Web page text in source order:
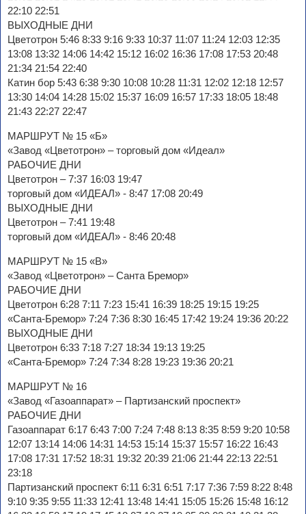
22:10 22:51
ВЫХОДНЫЕ ДНИ
Цветотрон 5:46 8:33 9:16 9:33 10:37 11:07 11:24 12:03 12:35
13:08 13:32 14:06 14:42 15:12 16:02 16:36 17:08 17:53 20:48
21:34 21:54 22:40
Катин бор 5:43 6:38 9:30 10:08 10:28 11:31 12:02 12:18 12:57
13:30 14:04 14:28 15:02 15:37 16:09 16:57 17:33 18:05 18:48
21:43 22:27 22:47
МАРШРУТ № 15 «Б»
«Завод «Цветотрон» – торговый дом «Идеал»
РАБОЧИЕ ДНИ
Цветотрон – 7:37 16:03 19:47
торговый дом «ИДЕАЛ» - 8:47 17:08 20:49
ВЫХОДНЫЕ ДНИ
Цветотрон – 7:41 19:48
торговый дом «ИДЕАЛ» - 8:46 20:48
МАРШРУТ № 15 «В»
«Завод «Цветотрон» – Санта Бремор»
РАБОЧИЕ ДНИ
Цветотрон 6:28 7:11 7:23 15:41 16:39 18:25 19:15 19:25
«Санта-Бремор» 7:24 7:36 8:30 16:45 17:42 19:24 19:36 20:22
ВЫХОДНЫЕ ДНИ
Цветотрон 6:33 7:18 7:27 18:34 19:13 19:25
«Санта-Бремор» 7:24 7:34 8:28 19:23 19:36 20:21
МАРШРУТ № 16
«Завод «Газоаппарат» – Партизанский проспект»
РАБОЧИЕ ДНИ
Газоаппарат 6:17 6:43 7:00 7:24 7:48 8:13 8:35 8:59 9:20 10:58
12:07 13:14 14:06 14:31 14:53 15:14 15:37 15:57 16:22 16:43
17:08 17:31 17:52 18:31 19:32 20:39 21:06 21:44 22:13 22:51
23:18
Партизанский проспект 6:11 6:31 6:51 7:17 7:36 7:59 8:22 8:48
9:10 9:35 9:55 11:33 12:41 13:48 14:41 15:05 15:26 15:48 16:12